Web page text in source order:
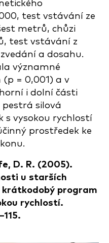
test vstávání ze
metrů, chůzi
test vstávání z
a dosahu.
významné
(p = 0,001) a v
i dolní části
pestrá silová
s vysokou rychlostí
prostředek ke
D. R. (2005).
u starších
krátkodobý program
rychlostí.